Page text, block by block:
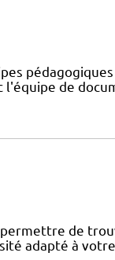
l'équipe de
de
adapté à